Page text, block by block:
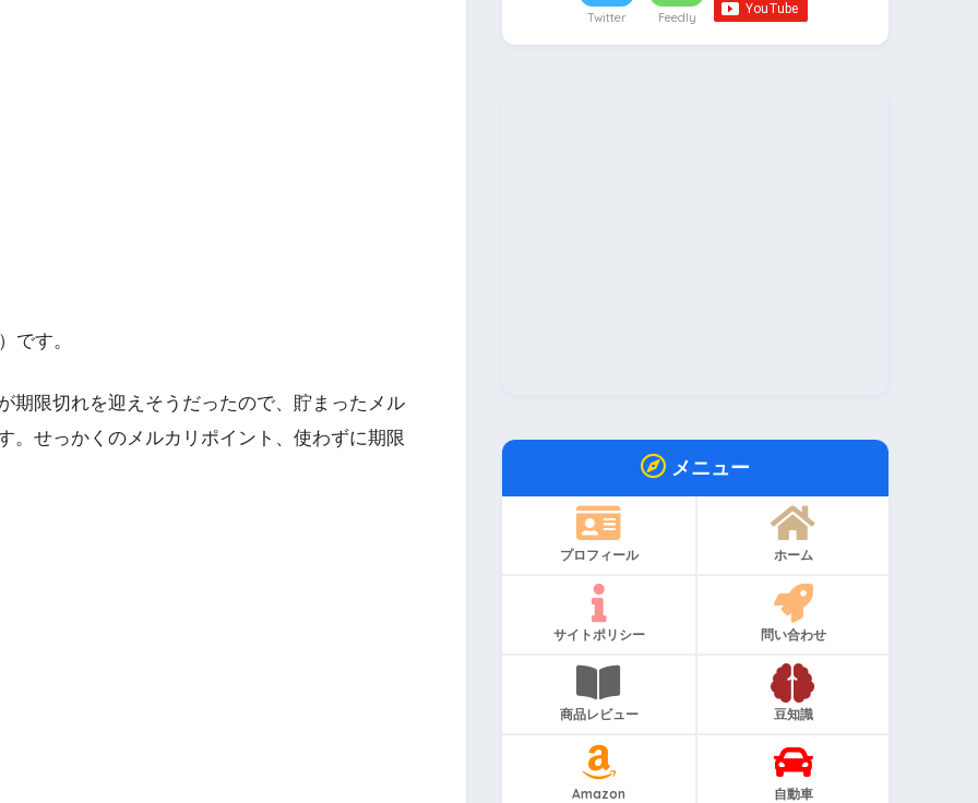
です。
期限切れを迎えそうだったので、貯まったメル
。せっかくのメルカリポイント、使わずに期限
Twitter Feedly
メニュー
プロフィール ホーム
サイトポリシー 問い合わせ
商品レビュー 豆知識
Amazon 自動車